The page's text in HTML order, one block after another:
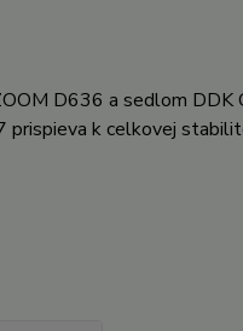
D636 a sedlom DDK
k celkovej